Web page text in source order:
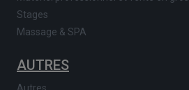
Stages
Massage & SPA
AUTRES